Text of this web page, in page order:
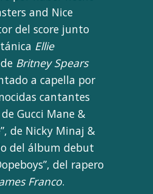
and Nice
del score junto
Ellie
Britney Spears
a capella por
cantantes
Gucci Mane &
de Nicky Minaj &
del álbum debut
del rapero
Franco.